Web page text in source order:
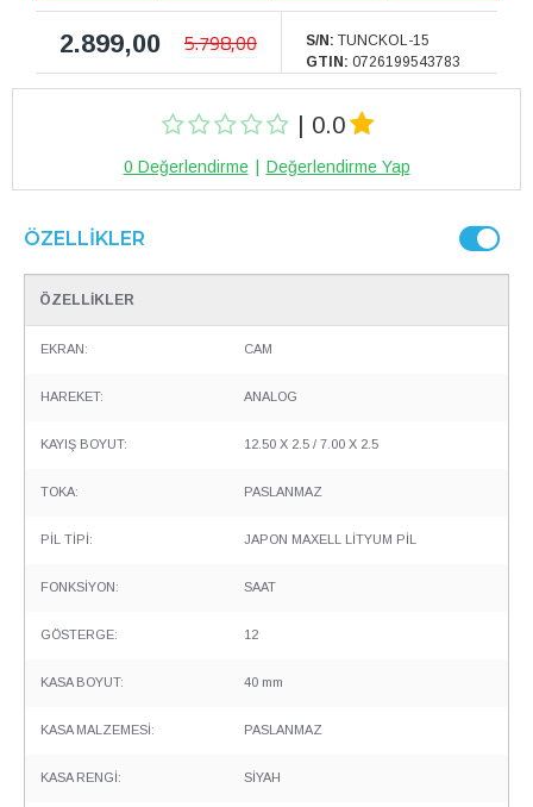
| 0.0
0 Değerlendirme Değerlendirme Yap
2.899,00 5.798,00 S/N: TUNCKOL-15
GTIN: 0726199543783
ÖZELLIKLER
ÖZELLİKLER
EKRAN: CAM
HAREKET: ANALOG
KAYIŞ BOYUT: 12.50 X 2.5 / 7.00 X 2.5
TOKA: PASLANMAZ
PİL TİPİ: JAPON MAXELL LİTYUM PİL
FONKSİYON: SAAT
GÖSTERGE: 12
KASA BOYUT: 40 mm
KASA MALZEMESİ: PASLANMAZ
KASA RENGİ: SİYAH